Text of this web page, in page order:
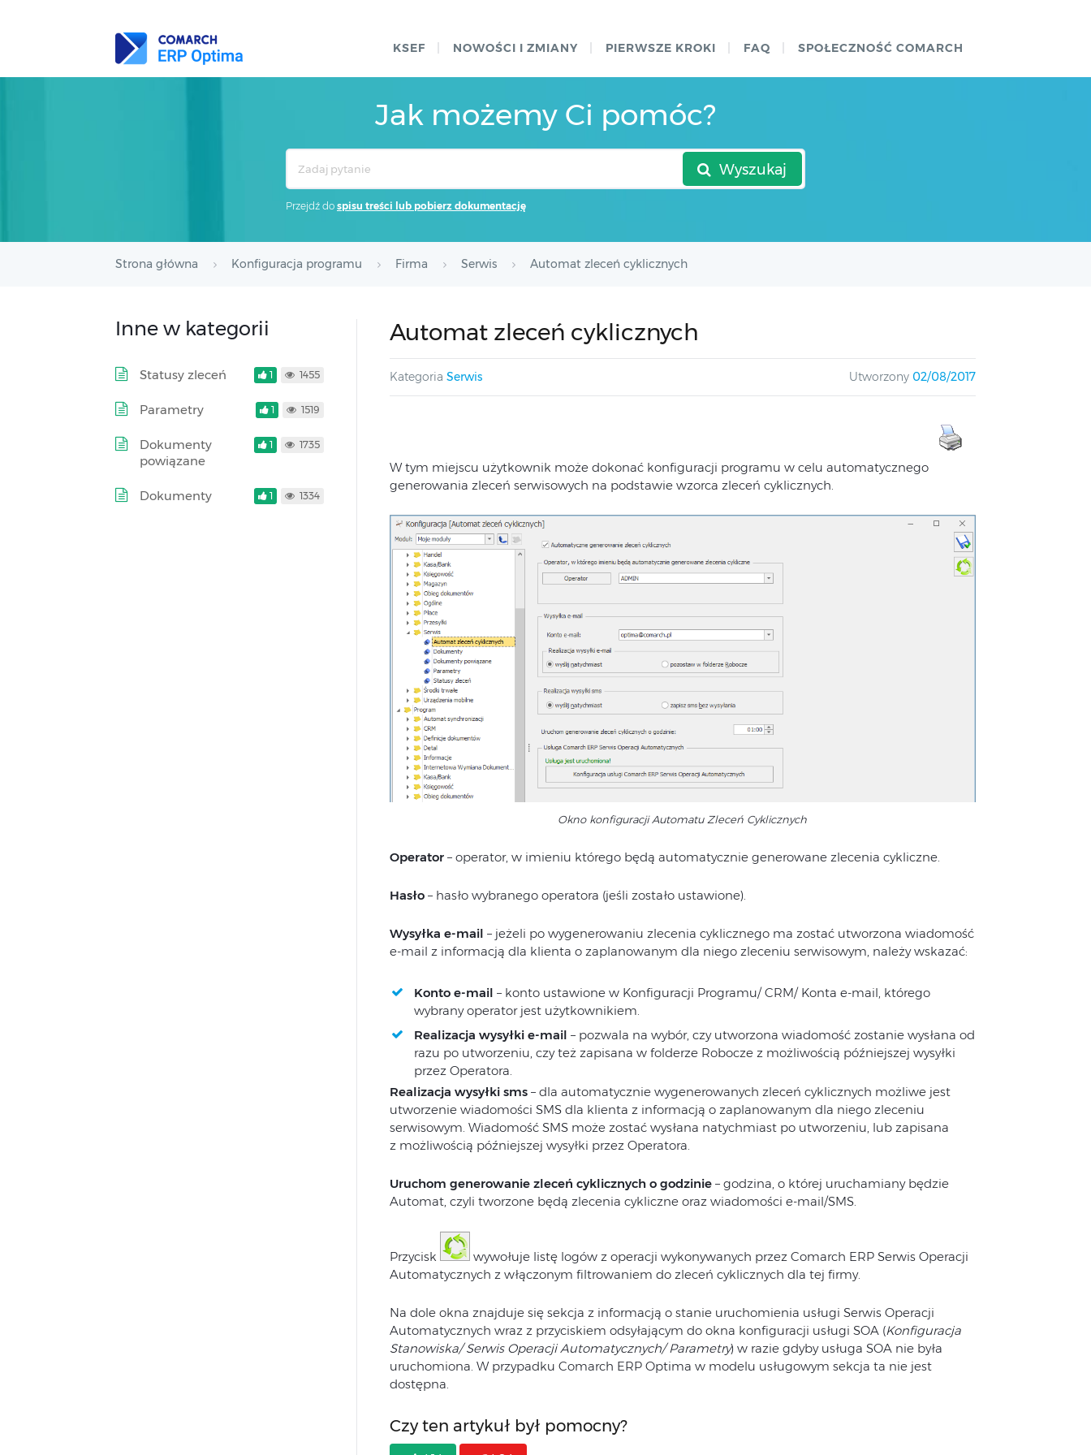
KSEF NOWOŚCI I ZMIANY PIERWSZE KROKI FAQ SPOŁECZNOŚĆ COMARCH
Jak możemy Ci pomóc?
Wyszukaj
Przejdź do spisu treści lub pobierz dokumentację
Strona główna Konfiguracja programu Firma Serwis Automat zleceń cyklicznych
Automat zleceń cyklicznych
Kategoria Serwis Utworzony 02/08/2017
W tym miejscu użytkownik może dokonać konfiguracji programu w celu automatycznego
generowania zleceń serwisowych na podstawie wzorca zleceń cyklicznych.
Okno konfiguracji Automatu Zleceń Cyklicznych
Operator– operator, w imieniu którego będą automatycznie generowane zlecenia cykliczne.
Hasło– hasło wybranego operatora (jeśli zostało ustawione).
Wysyłka e-mail – jeżeli po wygenerowaniu zlecenia cyklicznego ma zostać utworzona wiadomość
e-mail z informacją dla klienta o zaplanowanym dla niego zleceniu serwisowym, należy wskazać:
Konto e-mail – konto ustawione w Konfiguracji Programu/ CRM/ Konta e-mail, którego
wybrany operator jest użytkownikiem.
Realizacja wysyłki e-mail – pozwala na wybór, czy utworzona wiadomość zostanie wysłana od
razu po utworzeniu, czy też zapisana w folderze Robocze z możliwością późniejszej wysyłki
przez Operatora.
Realizacja wysyłki sms– dla automatycznie wygenerowanych zleceń cyklicznych możliwe jest
utworzenie wiadomości SMS dla klienta z informacją o zaplanowanym dla niego zleceniu
serwisowym. Wiadomość SMS może zostać wysłana natychmiast po utworzeniu, lub zapisana
z możliwością późniejszej wysyłki przez Operatora.
Uruchom generowanie zleceń cyklicznych o godzinie– godzina, o której uruchamiany będzie
Automat, czyli tworzone będą zlecenia cykliczne oraz wiadomości e-mail/SMS.
Przycisk
wywołuje listę logów z operacji wykonywanych przez Comarch ERP Serwis Operacji
Automatycznych z włączonym filtrowaniem do zleceń cyklicznych dla tej firmy.
Na dole okna znajduje się sekcja z informacją o stanie uruchomienia usługi Serwis Operacji
Automatycznych wraz z przyciskiem odsyłającym do okna konfiguracji usługi SOA (Konfiguracja
Stanowiska/ Serwis Operacji Automatycznych/ Parametry) w razie gdyby usługa SOA nie była
uruchomiona. W przypadku Comarch ERP Optima w modelu usługowym sekcja ta nie jest
dostępna.
Czy ten artykuł był pomocny?
Inne w kategorii
Statusy zleceń 1 1455
Parametry 1 1519
Dokumenty
powiązane
1 1735
Dokumenty 1 1334